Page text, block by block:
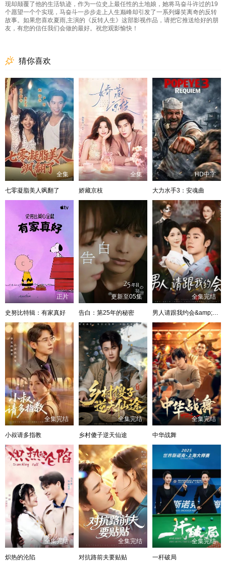
现却颠覆了他的生活轨迹，作为一位史上最任性的土地娘，她将马奋斗许过的19
个愿望一个个实现，马奋斗一步步走上人生巅峰却引发了一系列爆笑离奇的反转
故事。如果您喜欢夏雨,主演的《反转人生》这部影视作品，请把它推送给好的朋
友，有您的信任我们会做的最好。祝您观影愉快！
猜你喜欢
全集
七零凝脂美人飒翻了
全集
娇藏京枝
HD中字
大力水手3：安魂曲
正片
史努比特辑：有家真好
更新至05集
告白：第25年的秘密
全集完结
男人请跟我约会&amp;当我决定凭实力单身
全集完结
小叔请多指教
全集完结
乡村傻子逆天仙途
全集完结
中华战舞
全集完结
炽热的沦陷
全集完结
对抗路前夫要贴贴
全集完结
一杆破局